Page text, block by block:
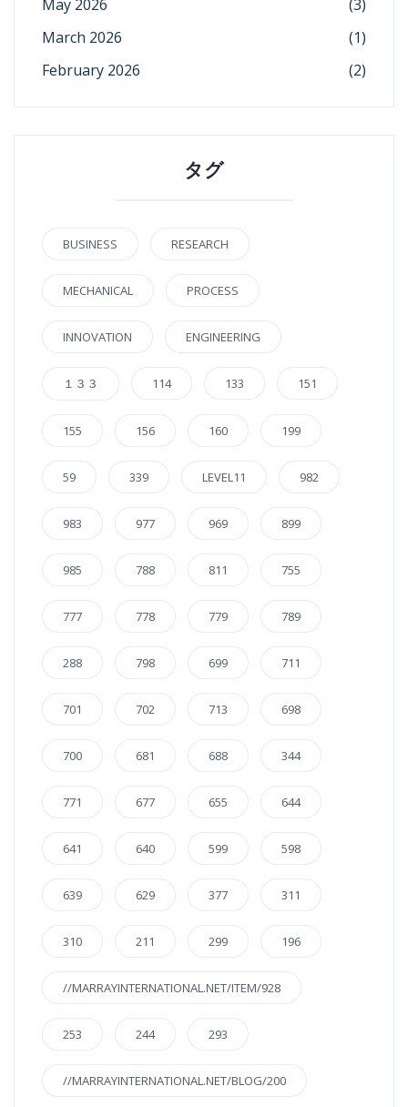
May 2026
(3)
March 2026
(1)
February 2026
(2)
タグ
BUSINESS RESEARCH
MECHANICAL PROCESS
INNOVATION ENGINEERING
１３３ 114 133 151
155 156 160 199
59 339 LEVEL11 982
983 977 969 899
985 788 811 755
777 778 779 789
288 798 699 711
701 702 713 698
700 681 688 344
771 677 655 644
641 640 599 598
639 629 377 311
310 211 299 196
//MARRAYINTERNATIONAL.NET/ITEM/928
253 244 293
//MARRAYINTERNATIONAL.NET/BLOG/200